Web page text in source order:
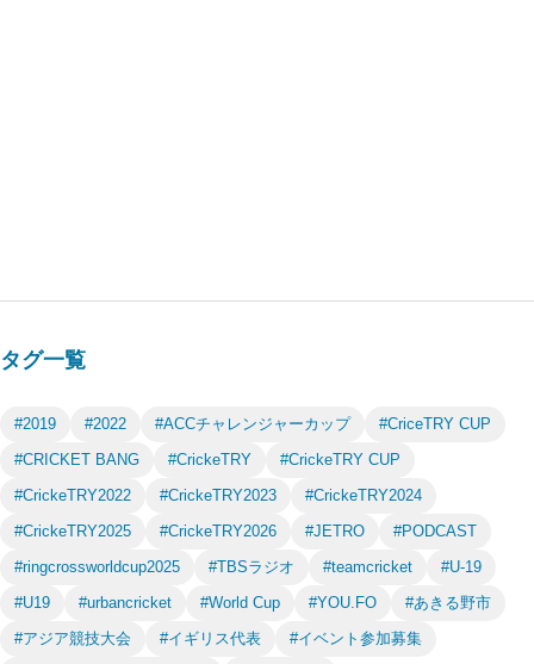
タグ一覧
#2019 #2022 #ACCチャレンジャーカップ
#CriceTRY CUP
#CRICKET BANG
#CrickeTRY
#CrickeTRY CUP
#CrickeTRY2022
#CrickeTRY2023
#CrickeTRY2024
#CrickeTRY2025
#CrickeTRY2026 #JETRO
#PODCAST
#ringcrossworldcup2025
#TBSラジオ #teamcricket
#U-19
#U19
#urbancricket #World Cup #YOU.FO
#あきる野市
#アジア競技大会
#イギリス代表
#イベント参加募集